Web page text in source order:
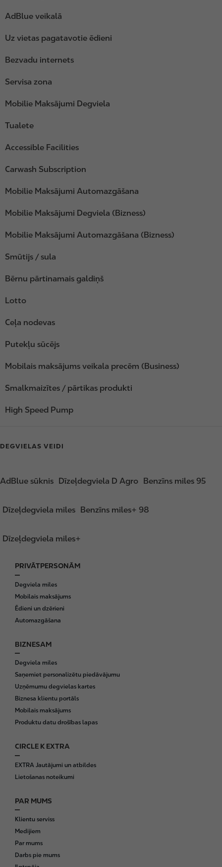
AdBlue veikalā
Uz vietas pagatavotie ēdieni
Bezvadu internets
Servisa zona
Mobilie Maksājumi Degviela
Tualete
Accessible Facilities
Carwash Subscription
Mobilie Maksājumi Automazgāšana
Mobilie Maksājumi Degviela (Bizness)
Mobilie Maksājumi Automazgāšana (Bizness)
Smūtijs / sula
Bērnu pārtinamais galdiņš
Lotto
Ceļa nodevas
Putekļu sūcējs
Mobilais maksājums veikala precēm (Business)
Smalkmaizītes / pārtikas produkti
High Speed Pump
DEGVIELAS VEIDI
AdBlue sūknis Dīzeļdegviela D Agro Benzīns miles 95
Dīzeļdegviela miles Benzīns miles+ 98
Dīzeļdegviela miles+
F
o
o
t
e
PRIVĀTPERSONĀM
Degviela miles
Mobilais maksājums
Ēdieni un dzērieni
Automazgāšana
BIZNESAM
Degviela miles
Saņemiet personalizētu piedāvājumu
Uzņēmumu degvielas kartes
Biznesa klientu portāls
Mobilais maksājums
Produktu datu drošības lapas
CIRCLE K EXTRA
EXTRA Jautājumi un atbildes
Lietošanas noteikumi
PAR MUMS
Klientu serviss
Medijiem
Par mums
Darbs pie mums